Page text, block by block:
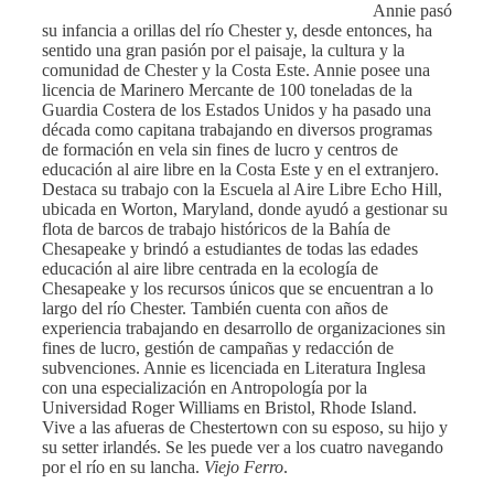
Annie pasó
su infancia a orillas del río Chester y, desde entonces, ha
sentido una gran pasión por el paisaje, la cultura y la
comunidad de Chester y la Costa Este. Annie posee una
licencia de Marinero Mercante de 100 toneladas de la
Guardia Costera de los Estados Unidos y ha pasado una
década como capitana trabajando en diversos programas
de formación en vela sin fines de lucro y centros de
educación al aire libre en la Costa Este y en el extranjero.
Destaca su trabajo con la Escuela al Aire Libre Echo Hill,
ubicada en Worton, Maryland, donde ayudó a gestionar su
flota de barcos de trabajo históricos de la Bahía de
Chesapeake y brindó a estudiantes de todas las edades
educación al aire libre centrada en la ecología de
Chesapeake y los recursos únicos que se encuentran a lo
largo del río Chester. También cuenta con años de
experiencia trabajando en desarrollo de organizaciones sin
fines de lucro, gestión de campañas y redacción de
subvenciones. Annie es licenciada en Literatura Inglesa
con una especialización en Antropología por la
Universidad Roger Williams en Bristol, Rhode Island.
Vive a las afueras de Chestertown con su esposo, su hijo y
su setter irlandés. Se les puede ver a los cuatro navegando
por el río en su lancha. Viejo Ferro.